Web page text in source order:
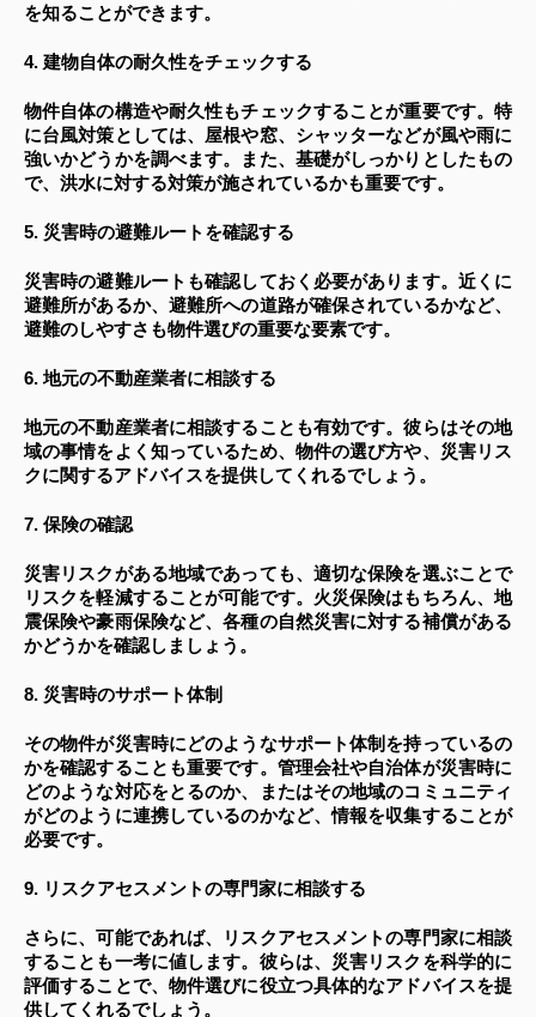
を知ることができます。
4. 建物自体の耐久性をチェックする
物件自体の構造や耐久性もチェックすることが重要です。特
に台風対策としては、屋根や窓、シャッターなどが風や雨に
強いかどうかを調べます。また、基礎がしっかりとしたもの
で、洪水に対する対策が施されているかも重要です。
5. 災害時の避難ルートを確認する
災害時の避難ルートも確認しておく必要があります。近くに
避難所があるか、避難所への道路が確保されているかなど、
避難のしやすさも物件選びの重要な要素です。
6. 地元の不動産業者に相談する
地元の不動産業者に相談することも有効です。彼らはその地
域の事情をよく知っているため、物件の選び方や、災害リス
クに関するアドバイスを提供してくれるでしょう。
7. 保険の確認
災害リスクがある地域であっても、適切な保険を選ぶことで
リスクを軽減することが可能です。火災保険はもちろん、地
震保険や豪雨保険など、各種の自然災害に対する補償がある
かどうかを確認しましょう。
8. 災害時のサポート体制
その物件が災害時にどのようなサポート体制を持っているの
かを確認することも重要です。管理会社や自治体が災害時に
どのような対応をとるのか、またはその地域のコミュニティ
がどのように連携しているのかなど、情報を収集することが
必要です。
9. リスクアセスメントの専門家に相談する
さらに、可能であれば、リスクアセスメントの専門家に相談
することも一考に値します。彼らは、災害リスクを科学的に
評価することで、物件選びに役立つ具体的なアドバイスを提
供してくれるでしょう。